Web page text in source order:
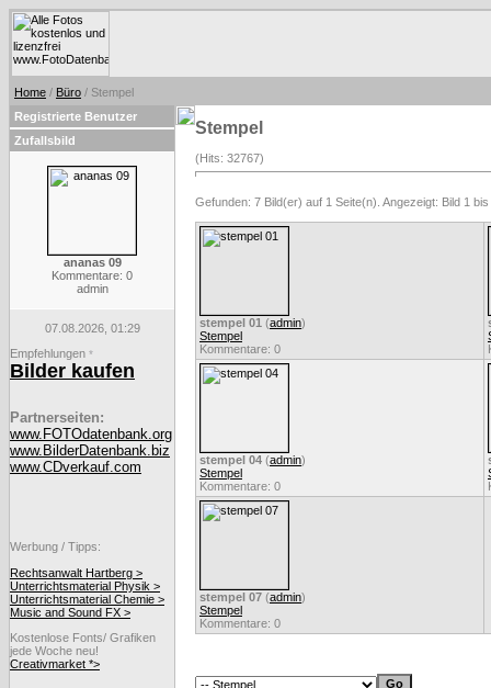
Home / Büro / Stempel
Registrierte Benutzer
Zufallsbild
ananas 09
Kommentare: 0
admin
07.08.2026, 01:29
Empfehlungen *
Bilder kaufen
Partnerseiten:
www.FOTOdatenbank.org
www.BilderDatenbank.biz
www.CDverkauf.com
Werbung / Tipps:
Rechtsanwalt Hartberg >
Unterrichtsmaterial Physik >
Unterrichtsmaterial Chemie >
Music and Sound FX >
Kostenlose Fonts/ Grafiken
jede Woche neu!
Creativmarket *>
Stempel
(Hits: 32767)
Gefunden: 7 Bild(er) auf 1 Seite(n). Angezeigt: Bild 1 bis
stempel 01 (admin)
Stempel
Kommentare: 0
stempel 04 (admin)
Stempel
Kommentare: 0
stempel 07 (admin)
Stempel
Kommentare: 0